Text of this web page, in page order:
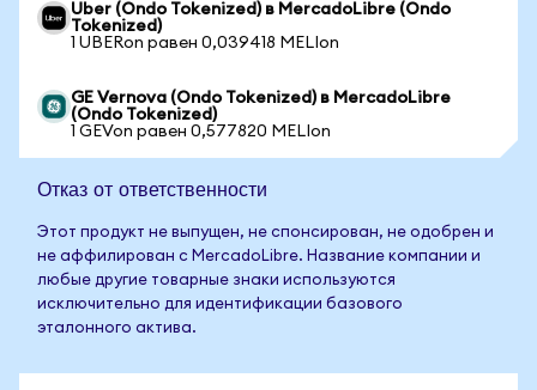
Uber (Ondo Tokenized) в MercadoLibre (Ondo
Tokenized)
1 UBERon равен 0,039418 MELIon
GE Vernova (Ondo Tokenized) в MercadoLibre
(Ondo Tokenized)
1 GEVon равен 0,577820 MELIon
Отказ от ответственности
Этот продукт не выпущен, не спонсирован, не одобрен и
не аффилирован с MercadoLibre. Название компании и
любые другие товарные знаки используются
исключительно для идентификации базового
эталонного актива.